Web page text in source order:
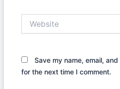
Save my name, email,
for the next time I comment.